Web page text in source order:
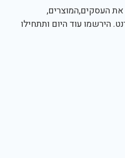
את העסקים,המוצרים,
הירשמו עוד היום ותתחילו